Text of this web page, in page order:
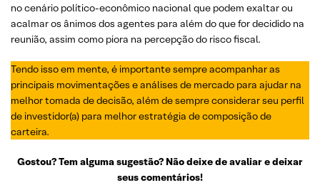
no cenário político-econômico nacional que podem exaltar ou
acalmar os ânimos dos agentes para além do que for decidido na
reunião, assim como piora na percepção do risco fiscal.
Tendo isso em mente, é importante sempre acompanhar as
principais movimentações e análises de mercado para ajudar na
melhor tomada de decisão, além de sempre considerar seu perfil
de investidor(a) para melhor estratégia de composição de
carteira.
Gostou? Tem alguma sugestão? Não deixe de avaliar e deixar
seus comentários!